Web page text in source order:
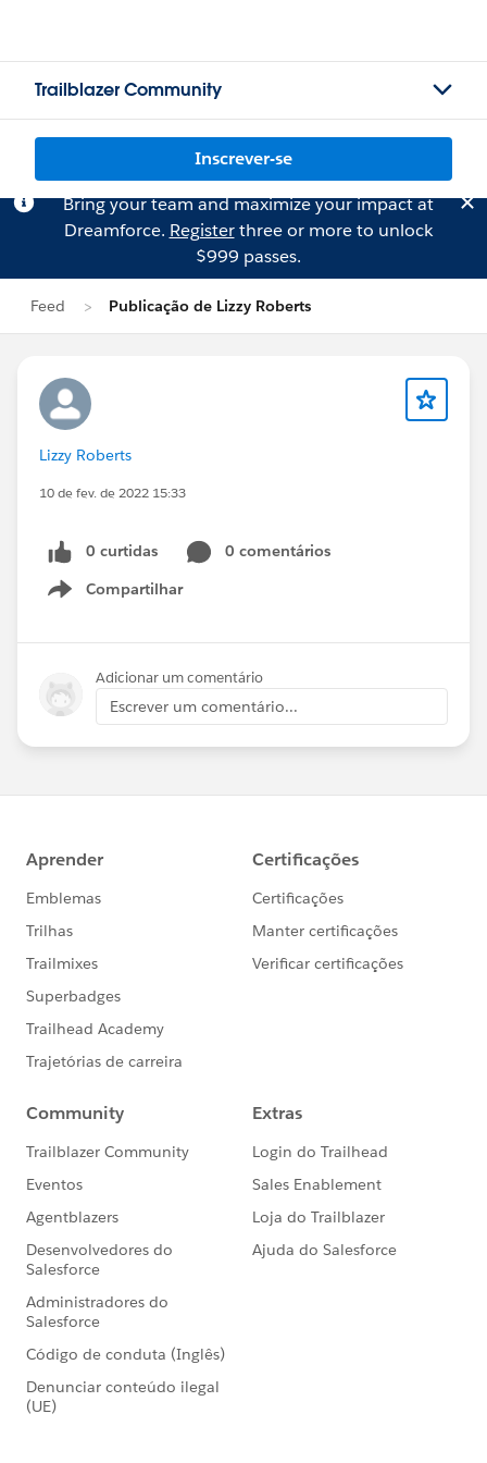
Trailblazer Community
Inscrever-se
Bring your team and maximize your impact at
Dreamforce. Registerthree or more to unlock
$999 passes.
Feed Publicação de Lizzy Roberts
Lizzy Roberts
10 de fev. de 2022 15:33
0 curtidas
0 comentários
Compartilhar
Show menu
Adicionar um comentário
Escrever um comentário...